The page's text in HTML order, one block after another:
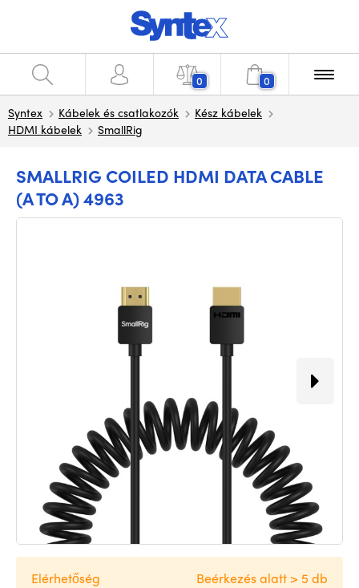
0 0
Syntex Kábelek és csatlakozók
Kész kábelek
HDMI kábelek
SmallRig
SMALLRIG COILED HDMI DATA CABLE
(A TO A) 4963
Elérhetőség Beérkezés alatt > 5 db